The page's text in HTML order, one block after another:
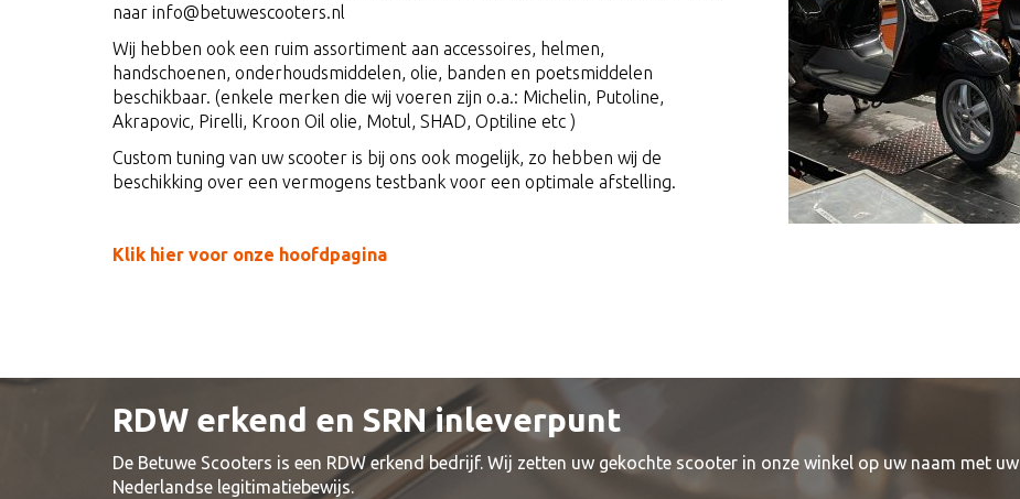
naar info@betuwescooters.nl
Wij hebben ook een ruim assortiment aan accessoires, helmen,
handschoenen, onderhoudsmiddelen, olie, banden en poetsmiddelen
beschikbaar. (enkele merken die wij voeren zijn o.a.: Michelin, Putoline,
Akrapovic, Pirelli, Kroon Oil olie, Motul, SHAD, Optiline etc )
Custom tuning van uw scooter is bij ons ook mogelijk, zo hebben wij de
beschikking over een vermogens testbank voor een optimale afstelling.
Klik hier voor onze hoofdpagina
RDW erkend en SRN inleverpunt
De Betuwe Scooters is een RDW erkend bedrijf. Wij zetten uw gekochte scooter in onze winkel op uw naam met uw
Nederlandse legitimatiebewijs.